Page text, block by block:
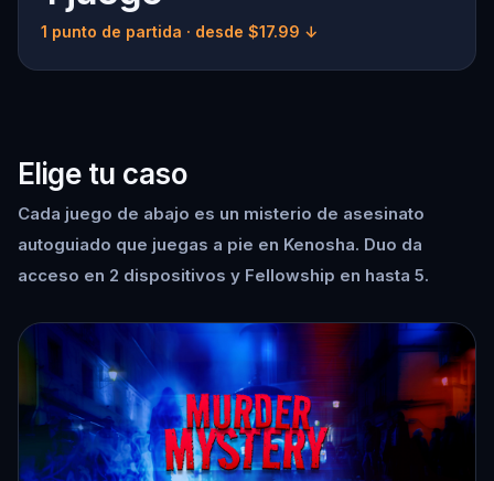
1 punto de partida · desde $17.99 ↓
Elige tu caso
Cada juego de abajo es un misterio de asesinato
autoguiado que juegas a pie en Kenosha. Duo da
acceso en 2 dispositivos y Fellowship en hasta 5.